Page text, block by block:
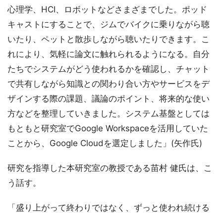
心理学、HCI、ロボットなどさまざまでした。ポッド
キャストにすることで、ジムでバイクに乗りながら聴
いたり、ペットと散歩しながら聴いたりできます。こ
れにより、気軽に論文に触れられるようになる。自分
たちでシステムがどう使われるかを確認し、チャット
で共有しながら知識との関わり合い方やサービスをデ
ザインする際の課題、議論のポイント、将来的な使い
方などを整理していきました。システム基盤としては
もともと研究室でGoogle Workspaceを活用していた
ことから、Google Cloudを選定しました」(矢作氏)
研究を指導した本研究室の教授である苗村 健氏は、こ
う話す。
「盛り上がって終わりではなく、ずっと使われ続ける